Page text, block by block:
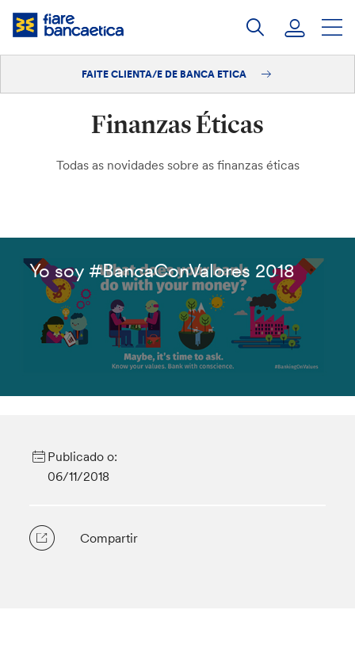
Saltar
FAITE CLIENTA/E DE BANCA ETICA
Finanzas Éticas
Todas as novidades sobre as finanzas éticas
Yo soy #BancaConValores 2018
Publicado o:
06/11/2018
Compartir